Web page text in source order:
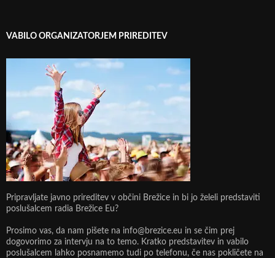
VABILO ORGANIZATORJEM PRIREDITEV
Pripravljate javno prireditev v občini Brežice in bi jo želeli predstaviti
poslušalcem radia Brežice Eu?
Prosimo vas, da nam pišete na info@brezice.eu in se čim prej
dogovorimo za intervju na to temo. Kratko predstavitev in vabilo
poslušalcem lahko posnamemo tudi po telefonu, če nas pokličete na